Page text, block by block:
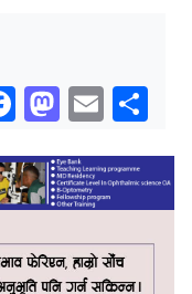
Facebook
Email